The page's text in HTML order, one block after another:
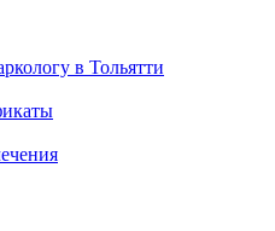
в Тольятти